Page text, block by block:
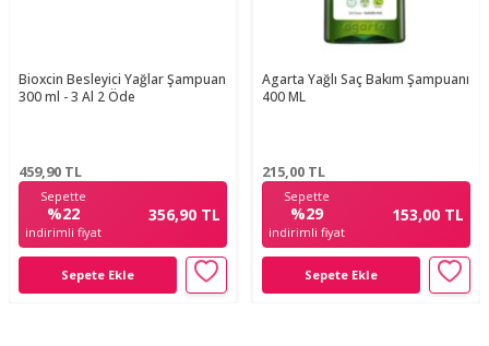
Bioxcin Besleyici Yağlar Şampuan
300 ml - 3 Al 2 Öde
459,90 TL
Sepette
%22
indirimli fiyat
356,90 TL
Sepete Ekle
Agarta Yağlı Saç Bakım Şampuanı
400 ML
215,00 TL
Sepette
%29
indirimli fiyat
153,00 TL
Sepete Ekle